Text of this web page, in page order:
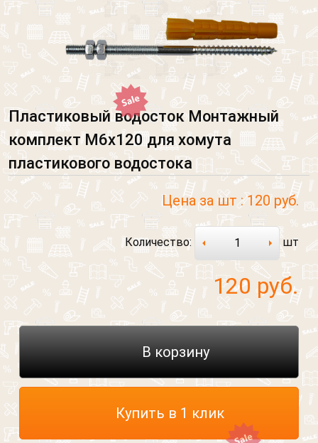
Пластиковый водосток Монтажный
комплект М6х120 для хомута
пластикового водостока
Цена за шт :120 руб.
Количество: шт
120 руб.
В корзину
Купить в 1 клик
Обратный звонок